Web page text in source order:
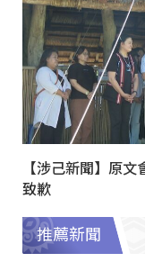
【涉己新聞】原
致歉
推薦新聞